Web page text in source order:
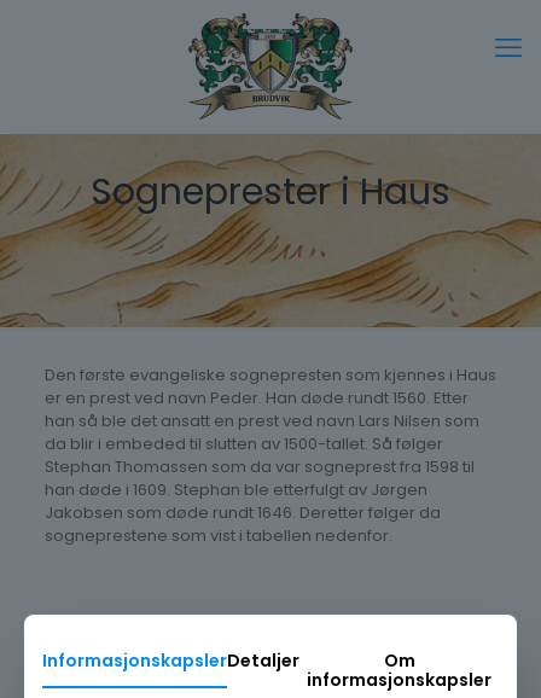
Sogneprester i Haus
Den første evangeliske sognepresten som kjennes i Haus
er en prest ved navn Peder. Han døde rundt 1560. Etter
han så ble det ansatt en prest ved navn Lars Nilsen som
da blir i embeded til slutten av 1500-tallet. Så følger
Stephan Thomassen som da var sogneprest fra 1598 til
han døde i 1609. Stephan ble etterfulgt av Jørgen
Jakobsen som døde rundt 1646. Deretter følger da
sogneprestene som vist i tabellen nedenfor.
Søk:
InformasjonskapslerDetaljer
Om
informasjonskapsler